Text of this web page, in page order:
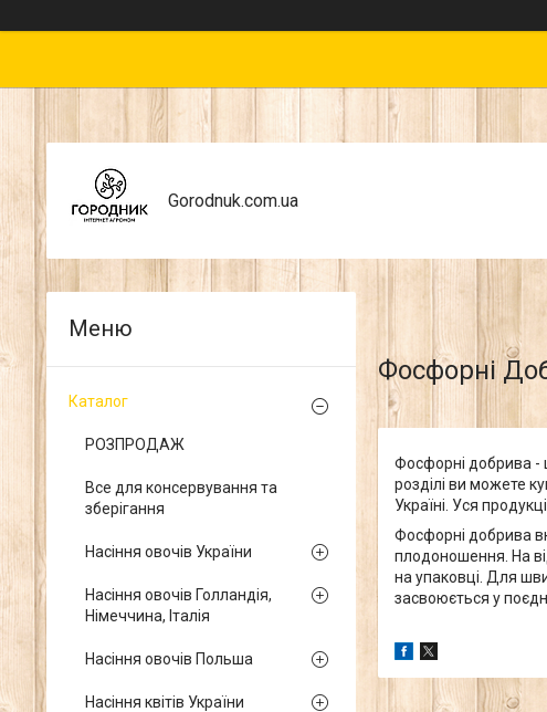
Gorodnuk.com.ua
Фосфорні
Фосфорні добрива -
розділі ви можете
Україні. Уся
Фосфорні добрива
плодоношення. На
на упаковці. Для
засвоюється у
Каталог
РОЗПРОДАЖ
Все для консервування та
зберігання
Насіння овочів України
Насіння овочів Голландія,
Німеччина, Італія
Насіння овочів Польша
Насіння квітів України